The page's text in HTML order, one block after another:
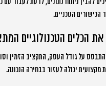
להבין ניתוח נתונים, לדעת לעבוד
הכישורים הטכניים.
הכלים הטכנולוגיים
על גודל העסק, התקציב הזמין
מקצועית יכולה לעזור בבחירה הנכונה.